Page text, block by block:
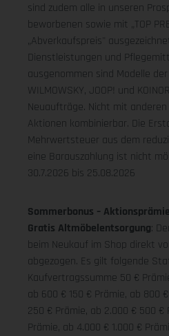
sind zudem alle in unseren
beworbenen sowie mit „TOP
„Abverkaufspreis"
Dienstleistungen und
ausgenommen sind Modelle der
WILMOWSKY, JOOP! und
Neuaufträge. Nicht mit
Aktionen kombinierbar. Die
Mehrwertsteuer aus dem
eine Barauszahlung ist nicht
30.7.2026 bis 25.08.2026
Sommerbonus –
Gratis Altmöbelentsorgung:
beim Neukauf im Shop direkt
abgezogen. Es gilt folgende
Kaufvertragssumme 50 €
ab 600 € 150 € Prämie, ab 800
250 € Prämie, ab 2.000 € 500 €
Prämie, ab 4.000 € 1.000 €